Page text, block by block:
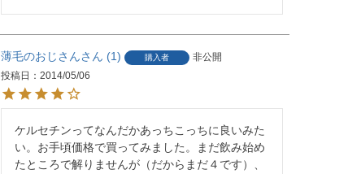
薄毛のおじさん 1 購入者
非公開
投稿日
2014/05/06
ケルセチンってなんだかあっちこっちに良いみた
い。お手頃価格で買ってみました。まだ飲み始め
たところで解りませんが（だからまだ４です）、